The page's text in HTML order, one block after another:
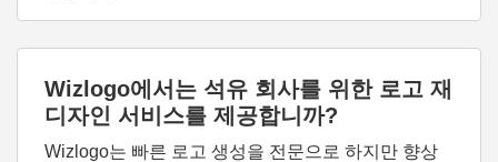
Wizlogo에서는 석유 회사를 위한 로고 재
디자인 서비스를 제공합니까?
Wizlogo는 빠른 로고 생성을 전문으로 하지만 향상